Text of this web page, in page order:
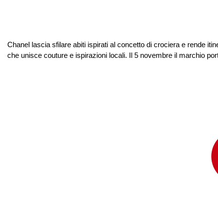
Chanel lascia sfilare abiti ispirati al concetto di crociera e rende
che unisce couture e ispirazioni locali. Il 5 novembre il marchio